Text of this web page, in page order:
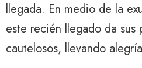
llegada. En medio de la
este recién llegado da sus
cautelosos, llevando